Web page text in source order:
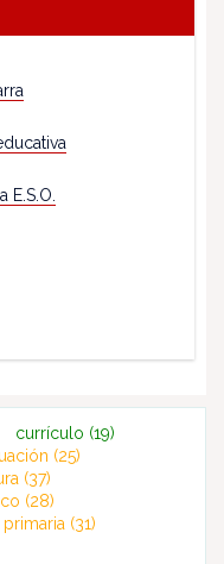
currículo (19)
(25)
(37)
(28)
primaria (31)